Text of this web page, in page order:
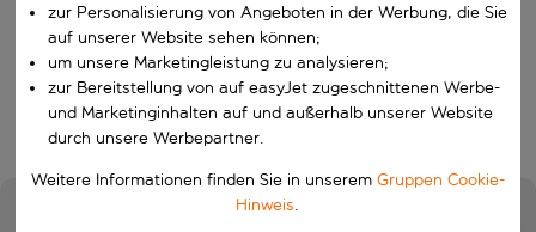
Suchen
zur Personalisierung von Angeboten in der Werbung, die Sie
auf unserer Website sehen können;
um unsere Marketingleistung zu analysieren;
zur Bereitstellung von auf easyJet zugeschnittenen Werbe-
und Marketinginhalten auf und außerhalb unserer Website
durch unsere Werbepartner.
Weitere Informationen finden Sie in unserem Gruppen Cookie-
Hinweis.